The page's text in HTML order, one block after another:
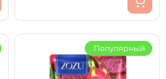
Популярный